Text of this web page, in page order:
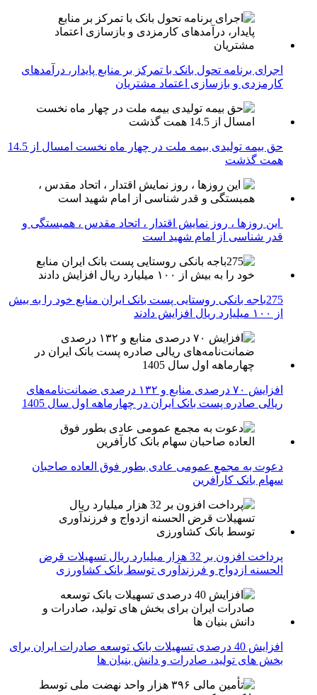
اجرای برنامه تحول بانک با تمرکز بر منابع پایدار، درآمدهای
کارمزدی و بازسازی اعتماد مشتریان
حق بیمه تولیدی بیمه ملت در چهار ماه نخست امسال از 14.5
همت گذشت
این روزها ، روز نمایش اقتدار ، اتحاد مقدس ، همبستگی و
قدر شناسی از امام شهید است
275باجه بانکی روستایی پست بانک ایران منابع خود را به بیش
از ۱۰۰ میلیارد ریال افزایش دادند
افزایش ۷۰ درصدی منابع و ۱۳۲ درصدی ضمانت‌نامه‌های
ریالی صادره پست بانک ایران در چهارماهه اول سال 1405
دعوت به مجمع عمومی عادی بطور فوق العاده صاحبان
سهام بانک کارآفرین
پرداخت افزون بر 32 هزار میلیارد ریال تسهیلات قرض
الحسنه ازدواج و فرزندآوری توسط بانک کشاورزی
افزایش 40 درصدی تسهیلات بانک توسعه صادرات ایران برای
بخش های تولید، صادرات و دانش بنیان ها